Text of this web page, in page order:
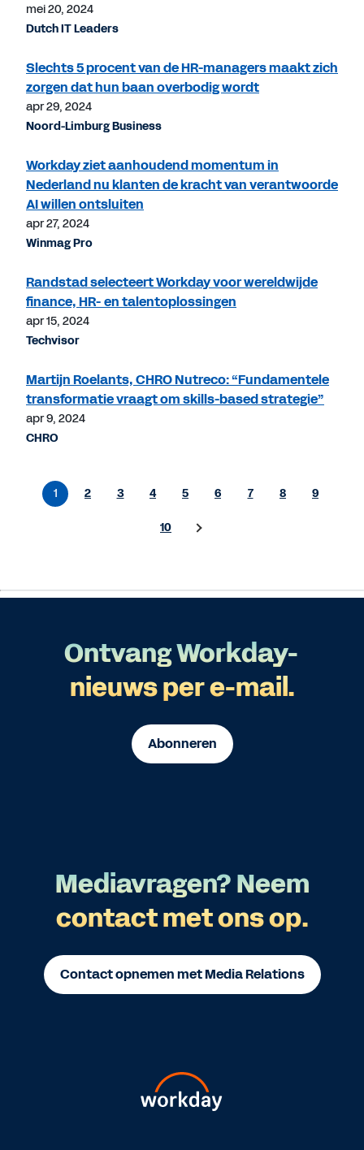
mei 20, 2024
Dutch IT Leaders
Slechts 5 procent van de HR-managers maakt zich
zorgen dat hun baan overbodig wordt
apr 29, 2024
Noord-Limburg Business
Workday ziet aanhoudend momentum in
Nederland nu klanten de kracht van verantwoorde
AI willen ontsluiten
apr 27, 2024
Winmag Pro
Randstad selecteert Workday voor wereldwijde
finance, HR- en talentoplossingen
apr 15, 2024
Techvisor
Martijn Roelants, CHRO Nutreco: “Fundamentele
transformatie vraagt om skills-based strategie”
apr 9, 2024
CHRO
1 2 3 4 5 6 7 8 9
10
Ontvang Workday-
nieuws per e-mail.
Abonneren
Mediavragen? Neem
contact met ons op.
Contact opnemen met Media Relations